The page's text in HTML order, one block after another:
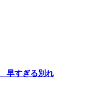
早すぎる別れ